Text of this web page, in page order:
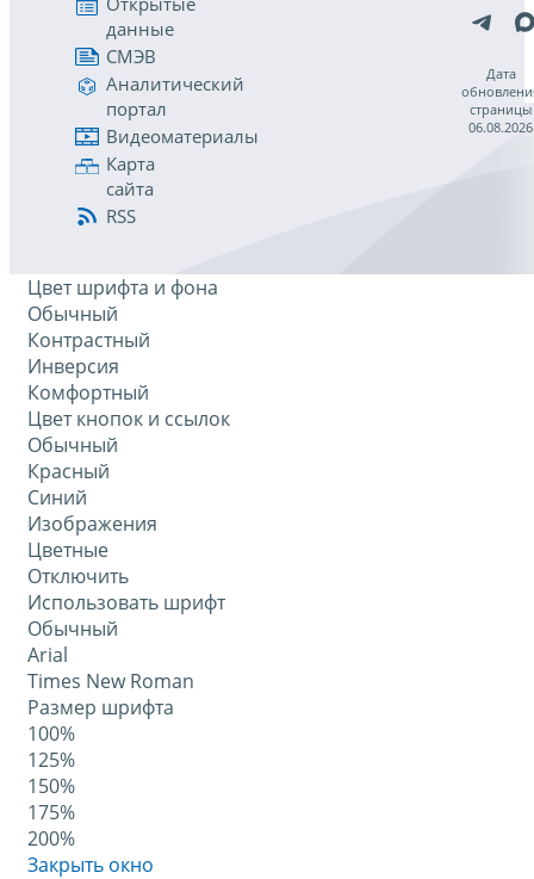
данные
СМЭВ
Аналитический
портал
Видеоматериалы
Карта
сайта
RSS
Дата
страницы
06.08.2026
Цвет шрифта и фона
Обычный
Контрастный
Инверсия
Комфортный
Цвет кнопок и ссылок
Обычный
Красный
Синий
Изображения
Цветные
Отключить
Использовать шрифт
Обычный
Arial
Times New Roman
Размер шрифта
100%
125%
150%
175%
200%
Закрыть окно